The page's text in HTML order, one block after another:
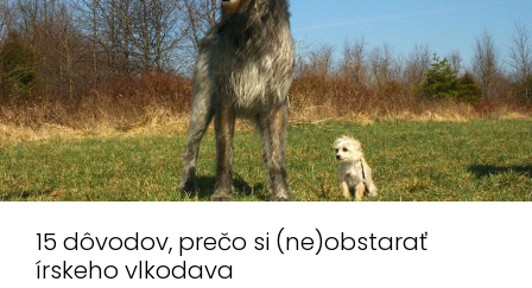
15 dôvodov, prečo si (ne)obstarať
írskeho vlkodava